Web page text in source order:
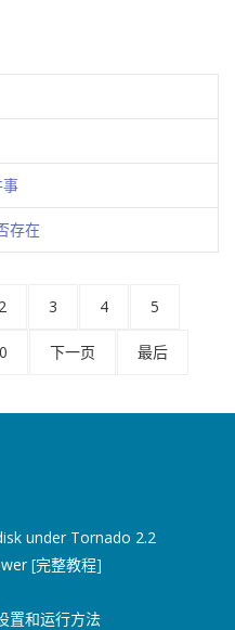
存在
2 3 4 5
下一页 最后
under Tornado 2.2
[完整教程]
置和运行方法